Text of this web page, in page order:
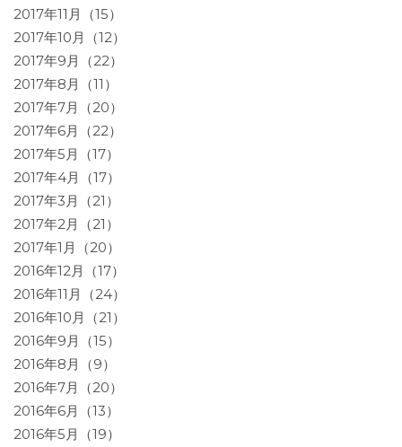
2017年11月（15）
2017年10月（12）
2017年9月（22）
2017年8月（11）
2017年7月（20）
2017年6月（22）
2017年5月（17）
2017年4月（17）
2017年3月（21）
2017年2月（21）
2017年1月（20）
2016年12月（17）
2016年11月（24）
2016年10月（21）
2016年9月（15）
2016年8月（9）
2016年7月（20）
2016年6月（13）
2016年5月（19）